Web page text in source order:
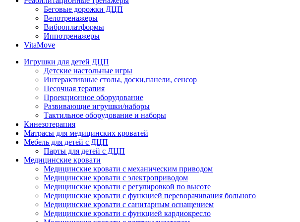
Беговые дорожки ДЦП
Велотренажеры
Виброплатформы
Иппотренажеры
VitaMove
Игрушки для детей ДЦП
Детские настольные игры
Интерактивные столы, доски,панели, сенсор
Песочная терапия
Проекционное оборудование
Развивающие игрушки/наборы
Тактильное оборудование и наборы
Кинезотерапия
Матрасы для медицинских кроватей
Мебель для детей с ДЦП
Парты для детей с ДЦП
Медицинские кровати
Медицинские кровати с механическим приводом
Медицинские кровати с электроприводом
Медицинские кровати с регулировкой по высоте
Медицинские кровати с функцией переворачивания больного
Медицинские кровати с санитарным оснащением
Медицинские кровати с функцией кардиокресло